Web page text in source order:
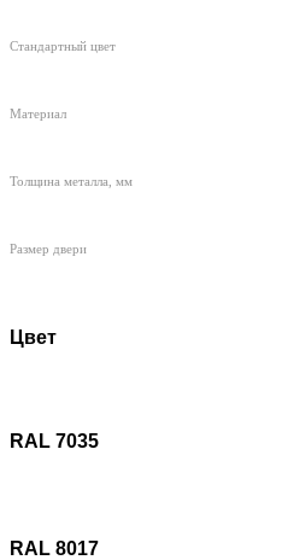
Стандартный цвет
Материал
Толщина металла, мм
Размер двери
Цвет
RAL 7035
RAL 8017